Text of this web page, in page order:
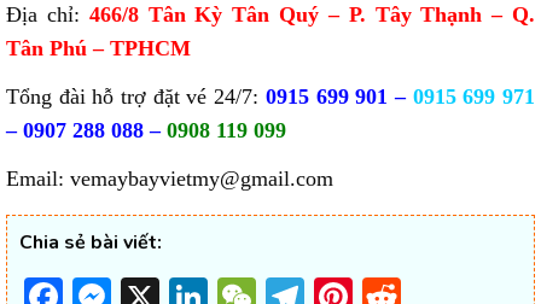
Địa chỉ: 466/8 Tân Kỳ Tân Quý – P. Tây Thạnh – Q.
Tân Phú – TPHCM
Tổng đài hỗ trợ đặt vé 24/7: 0915 699 901 – 0915 699 971
– 0907 288 088 – 0908 119 099
Email: vemaybayvietmy@gmail.com
Chia sẻ bài viết: